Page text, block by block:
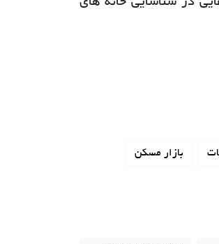
در شناسایی خانه های
بازار مسکن